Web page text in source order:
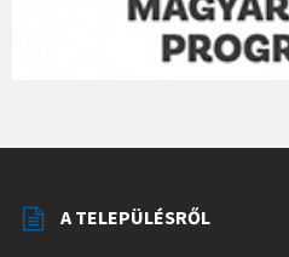
A TELEPÜLÉSRŐL